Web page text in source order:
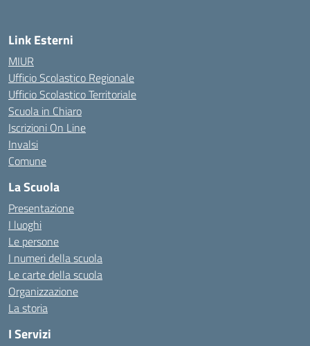
Link Esterni
MIUR
Ufficio Scolastico Regionale
Ufficio Scolastico Territoriale
Scuola in Chiaro
Iscrizioni On Line
Invalsi
Comune
La Scuola
Presentazione
I luoghi
Le persone
I numeri della scuola
Le carte della scuola
Organizzazione
La storia
I Servizi